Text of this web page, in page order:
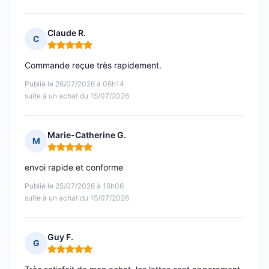
C
Claude R.
Note : 5 sur 5
Publié le 26/07/2026 à 06h14
suite à un achat du 15/07/2026
Commande reçue très rapidement.
M
Marie-Catherine G.
Note : 5 sur 5
Publié le 25/07/2026 à 16h06
suite à un achat du 15/07/2026
envoi rapide et conforme
G
Guy F.
Note : 5 sur 5